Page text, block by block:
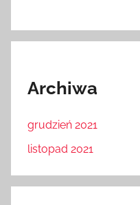
Archiwa
grudzień 2021
listopad 2021